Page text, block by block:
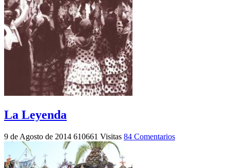
La Leyenda
9 de Agosto de 2014 610661 Visitas 84 Comentarios